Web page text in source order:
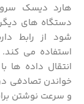
دستگاه های
استفاده می کند.
و سرعت نوشتن برابر است با